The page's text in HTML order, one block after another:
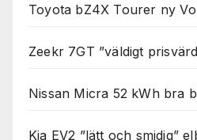
Toyota bZ4X Tourer ny
Zeekr 7GT ”väldigt
Nissan Micra 52 kWh bra
Kia EV2 ”lätt och smidig”